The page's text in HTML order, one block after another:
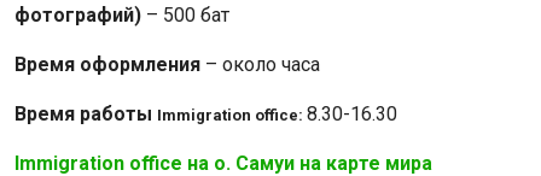
фотографий) – 500 бат
Время оформления – около часа
Время работы Immigration office: 8.30-16.30
Immigration office на о. Самуи на карте мира